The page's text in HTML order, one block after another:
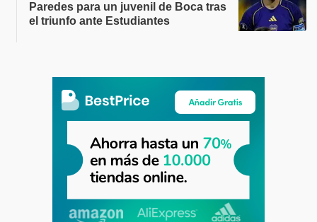
Paredes para un juvenil de Boca tras
el triunfo ante Estudiantes